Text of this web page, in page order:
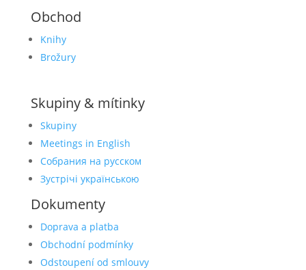
Obchod
Knihy
Brožury
Skupiny & mítinky
Skupiny
Meetings in English
Собрания на русском
Зустрічі українською
Dokumenty
Doprava a platba
Obchodní podmínky
Odstoupení od smlouvy